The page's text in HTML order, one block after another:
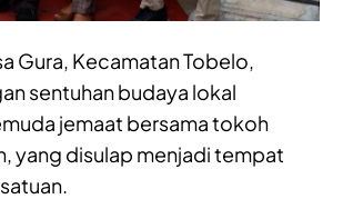
Gura, Kecamatan Tobelo,
sentuhan budaya lokal
jemaat bersama tokoh
yang disulap menjadi tempat